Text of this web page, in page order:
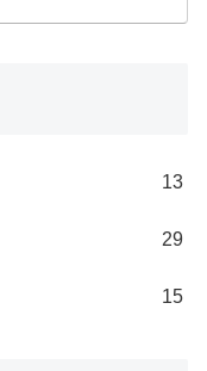
13
29
15